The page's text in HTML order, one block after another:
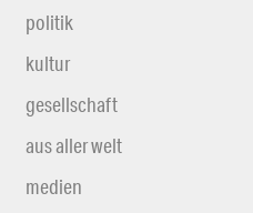
politik
kultur
gesellschaft
aus aller welt
medien